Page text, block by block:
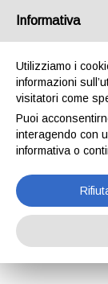
Home
Informativa
Utilizziamo i
informazioni
visitatori come
Puoi
interagendo con
informativa o